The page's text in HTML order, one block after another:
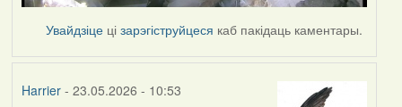
Увайдзіце цізарэгіструйцеся каб пакідаць каментары.
Harrier- 23.05.2026 - 10:53